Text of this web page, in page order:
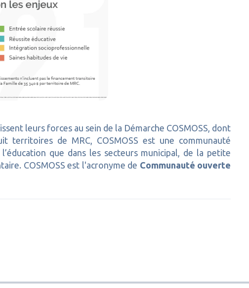
leurs forces au sein de la Démarche COSMOSS, dont
de MRC, COSMOSS est une communauté
que dans les secteurs municipal, de la petite
COSMOSS est l'acronyme de Communauté ouverte